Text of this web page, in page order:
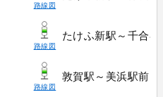
路線図
路線図
たけふ新駅～千合谷
路線図
敦賀駅～美浜駅前